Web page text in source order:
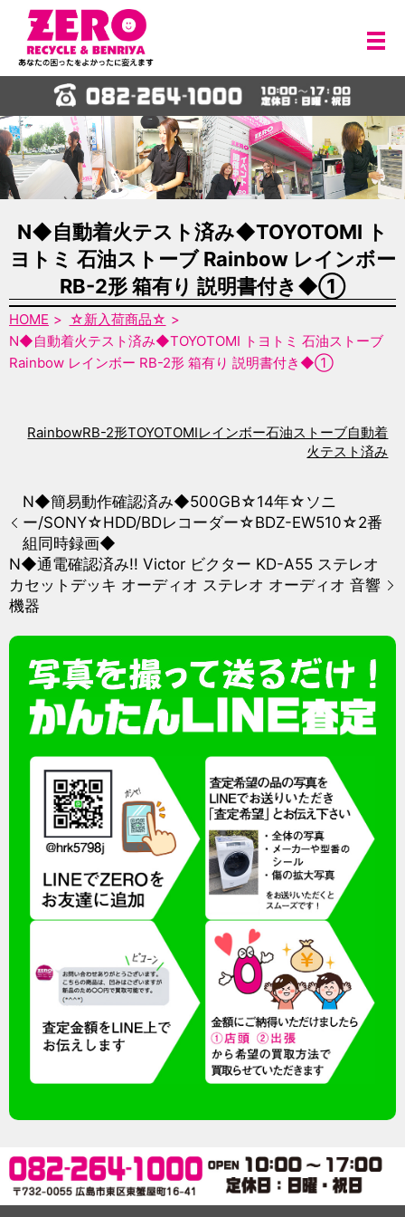
メ
N◆自動着火テスト済み◆TOYOTOMI ト
ヨトミ 石油ストーブ Rainbow レインボー
RB-2形 箱有り 説明書付き◆①
HOME
☆新入荷商品☆
N◆自動着火テスト済み◆TOYOTOMI トヨトミ 石油ストーブ
Rainbow レインボー RB-2形 箱有り 説明書付き◆①
RainbowRB-2形TOYOTOMIレインボー石油ストーブ自動着
火テスト済み
N◆簡易動作確認済み◆500GB☆14年☆ソニ
ー/SONY☆HDD/BDレコーダー☆BDZ-EW510☆2番
組同時録画◆
N◆通電確認済み!! Victor ビクター KD-A55 ステレオ
カセットデッキ オーディオ ステレオ オーディオ 音響
機器